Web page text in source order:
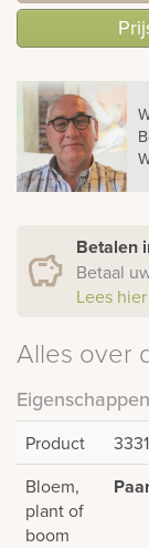
Betalen
Betaal
Lees
Alles over
Eigenschappen
Product
Bloem,
plant of
boom